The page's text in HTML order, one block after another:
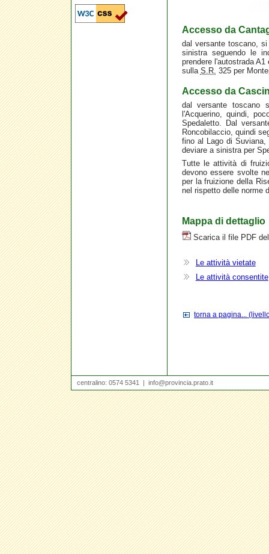
Accesso da
dal versante toscano,
sinistra seguendo le
prendere l'autostrada
sulla S.R. 325 per
Accesso da
dal versante toscano
l'Acquerino, quindi,
Spedaletto. Dal
Roncobilaccio, quindi
fino al Lago di
deviare a sinistra per
Tutte le attività di
devono essere svolte
per la fruizione della
nel rispetto delle norme
Mappa di dettaglio
Scarica il file PDF
Le attività vietate
Le attività consentite
torna a pagina...
centralino: 0574 5341 | info@provincia.prato.it